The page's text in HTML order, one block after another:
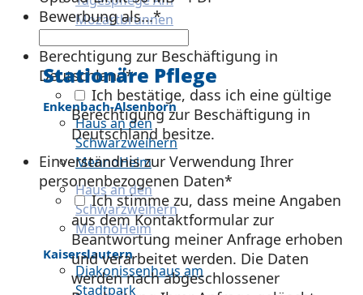
Mozartbrunnen
Stationäre Pflege
Enkenbach-Alsenborn
Haus an den
Schwarzweihern
MennoHeim
Haus an den
Schwarzweihern
MennoHeim
Kaiserslautern
Diakonissenhaus am
Stadtpark
Bewerbung als...*
Berechtigung zur Beschäftigung in
Deutschland*
Ich bestätige, dass ich eine gültige
Berechtigung zur Beschäftigung in
Deutschland besitze.
Einverständnis zur Verwendung Ihrer
personenbezogenen Daten*
Ich stimme zu, dass meine Angaben
aus dem Kontaktformular zur
Beantwortung meiner Anfrage erhoben
und verarbeitet werden. Die Daten
werden nach abgeschlossener